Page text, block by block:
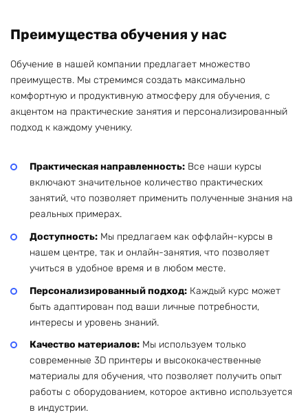
Преимущества обучения у нас
Обучение в нашей компании предлагает множество
преимуществ. Мы стремимся создать максимально
комфортную и продуктивную атмосферу для обучения, с
акцентом на практические занятия и персонализированный
подход к каждому ученику.
Практическая направленность: Все наши курсы
включают значительное количество практических
занятий, что позволяет применить полученные знания на
реальных примерах.
Доступность: Мы предлагаем как оффлайн-курсы в
нашем центре, так и онлайн-занятия, что позволяет
учиться в удобное время и в любом месте.
Персонализированный подход: Каждый курс может
быть адаптирован под ваши личные потребности,
интересы и уровень знаний.
Качество материалов: Мы используем только
современные 3D принтеры и высококачественные
материалы для обучения, что позволяет получить опыт
работы с оборудованием, которое активно используется
в индустрии.